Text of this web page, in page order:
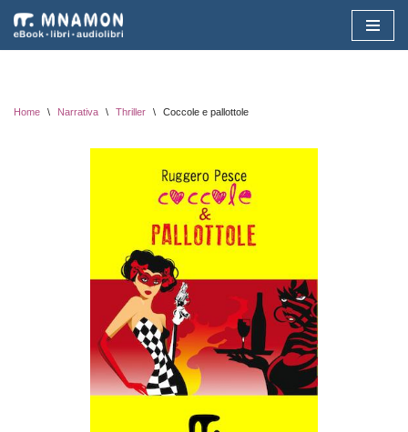
Vai
Home \ Narrativa \ Thriller \ Coccole e pallottole